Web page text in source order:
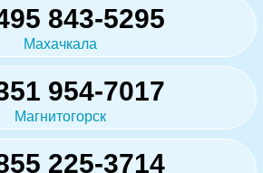
843-5295
Махачкала
954-7017
Магнитогорск
225-3714